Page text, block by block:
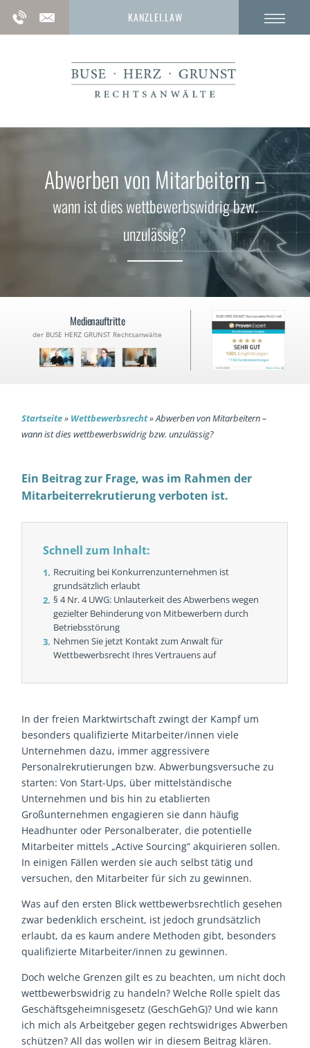
KANZLEI.LAW
Abwerben von Mitarbeitern –
wann ist dies wettbewerbswidrig bzw.
unzulässig?
Medienauftritte
der BUSE HERZ GRUNST Rechtsanwälte
Startseite» Wettbewerbsrecht»Abwerben von Mitarbeitern –
wann ist dies wettbewerbswidrig bzw. unzulässig?
Ein Beitrag zur Frage, was im Rahmen der
Mitarbeiterrekrutierung verboten ist.
Schnell zum Inhalt:
Recruiting bei Konkurrenzunternehmen ist
grundsätzlich erlaubt
§ 4 Nr. 4 UWG: Unlauterkeit des Abwerbens wegen
gezielter Behinderung von Mitbewerbern durch
Betriebsstörung
Nehmen Sie jetzt Kontakt zum Anwalt für
Wettbewerbsrecht Ihres Vertrauens auf
In der freien Marktwirtschaft zwingt der Kampf um
besonders qualifizierte Mitarbeiter/innen viele
Unternehmen dazu, immer aggressivere
Personalrekrutierungen bzw. Abwerbungsversuche zu
starten: Von Start-Ups, über mittelständische
Unternehmen und bis hin zu etablierten
Großunternehmen engagieren sie dann häufig
Headhunter oder Personalberater, die potentielle
Mitarbeiter mittels „Active Sourcing“ akquirieren sollen.
In einigen Fällen werden sie auch selbst tätig und
versuchen, den Mitarbeiter für sich zu gewinnen.
Was auf den ersten Blick wettbewerbsrechtlich gesehen
zwar bedenklich erscheint, ist jedoch grundsätzlich
erlaubt, da es kaum andere Methoden gibt, besonders
qualifizierte Mitarbeiter/innen zu gewinnen.
Doch welche Grenzen gilt es zu beachten, um nicht doch
wettbewerbswidrig zu handeln? Welche Rolle spielt das
Geschäftsgeheimnisgesetz (GeschGehG)? Und wie kann
ich mich als Arbeitgeber gegen rechtswidriges Abwerben
schützen? All das wollen wir in diesem Beitrag klären.